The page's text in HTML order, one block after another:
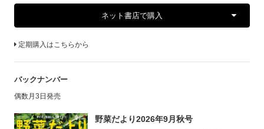
ネット書店で購入
定期購入はこちらから
バックナンバー
偶数月3日発売
野菜だより2026年9月秋号